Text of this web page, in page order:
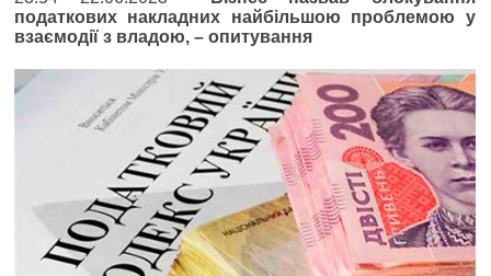
податкових накладних найбільшою проблемою у
взаємодії з владою, – опитування